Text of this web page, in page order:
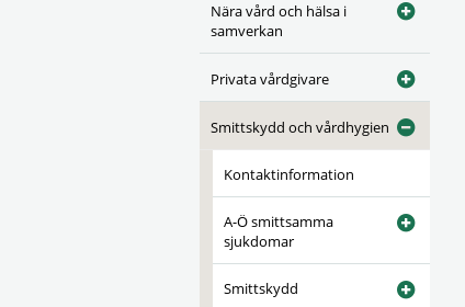
Nära vård och hälsa i
samverkan
Privata vårdgivare
Smittskydd och vårdhygien
Kontaktinformation
A-Ö smittsamma
sjukdomar
Smittskydd